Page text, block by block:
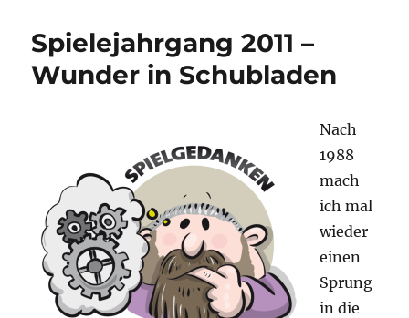
–
Die
besten
Spielejahrgang 2011 –
Wunder in Schubladen
Nach
1988
mach
ich mal
wieder
einen
Sprung
in die